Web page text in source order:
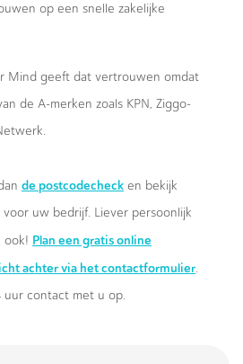
op een snelle zakelijke
Mind geeft dat vertrouwen omdat
de A-merken zoals KPN, Ziggo-
de postcodecheck en bekijk
uw bedrijf. Liever persoonlijk
ook! Plan een gratis online
achter via het contactformulier.
contact met u op.